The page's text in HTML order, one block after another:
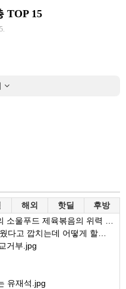
TOP 15
해외 핫딜 후방
울푸드 제육볶음의 위력 ㅋㅋ
고 깝치는데 어떻게 할까요?
거부.jpg
유재석.jpg